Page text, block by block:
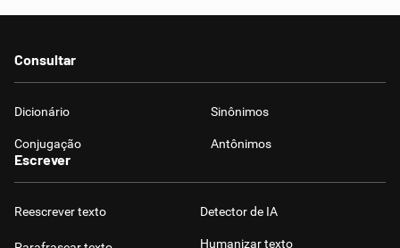
Consultar
Dicionário Sinônimos
Conjugação Antônimos
Escrever
Reescrever texto Detector de IA
Humanizar texto